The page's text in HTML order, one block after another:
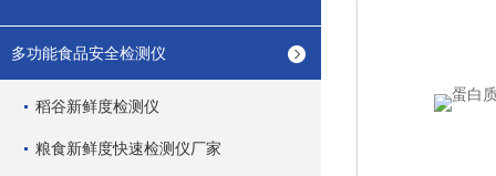
多功能食品安全检测仪
稻谷新鲜度检测仪
粮食新鲜度快速检测仪厂家